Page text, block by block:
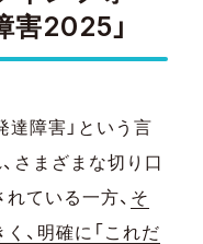
害2025」
達障害」という言
さまざまな切り口
ている一方、 そ
、明確に「これだ